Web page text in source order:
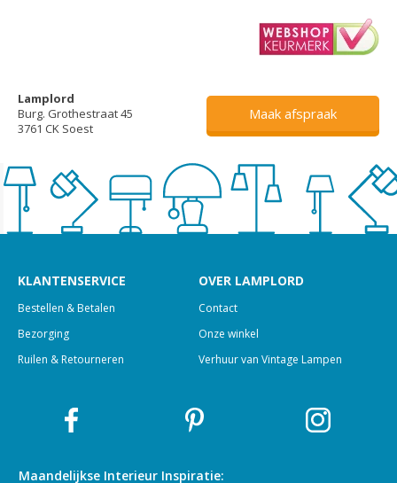
Lamplord
Burg. Grothestraat 45
3761 CK Soest
Maak afspraak
KLANTENSERVICE
Bestellen & Betalen
Bezorging
Ruilen & Retourneren
OVER LAMPLORD
Contact
Onze winkel
Verhuur van Vintage Lampen
Maandelijkse Interieur Inspiratie: